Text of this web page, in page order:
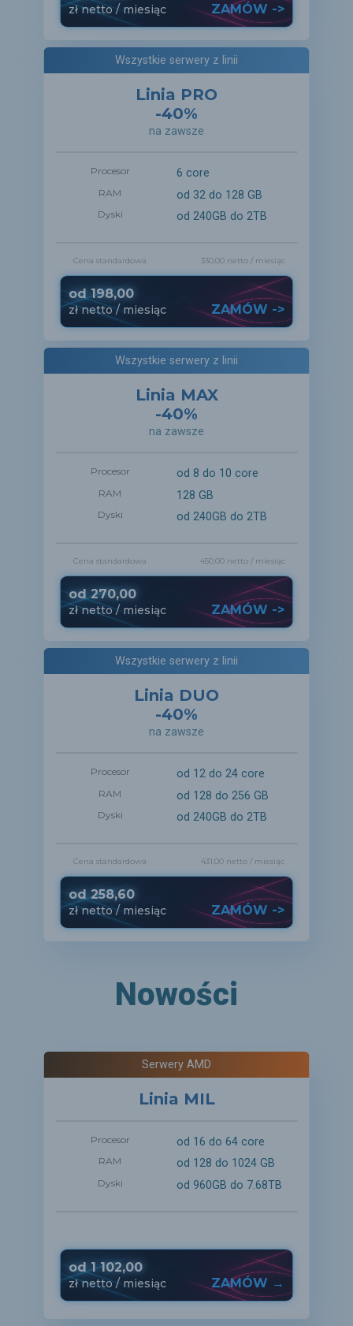
złnetto/ miesiąc ZAMÓW ->
Wszystkie serwery z linii
Linia PRO
-40%
na zawsze
Procesor 6 core
RAM od 32 do 128 GB
Dyski od 240GB do 2TB
Cena standardowa 330,00 netto/ miesiąc
od198,00
złnetto/ miesiąc ZAMÓW ->
Wszystkie serwery z linii
Linia MAX
-40%
na zawsze
Procesor od 8 do 10 core
RAM 128 GB
Dyski od 240GB do 2TB
Cena standardowa 450,00 netto / miesiąc
od270,00
złnetto/ miesiąc ZAMÓW ->
Wszystkie serwery z linii
Linia DUO
-40%
na zawsze
Procesor od 12 do 24 core
RAM od 128 do 256 GB
Dyski od 240GB do 2TB
Cena standardowa 431,00 netto / miesiąc
od258,60
złnetto/ miesiąc ZAMÓW ->
Nowości
Serwery AMD
Linia MIL
Procesor od 16 do 64 core
RAM od 128 do 1024 GB
Dyski od 960GB do 7.68TB
od1 102,00
złnetto/ miesiąc ZAMÓW →